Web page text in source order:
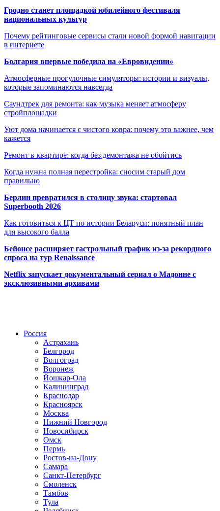
Гродно станет площадкой юбилейного фестиваля
национальных культур
Почему рейтинговые сервисы стали новой формой навигации
в интернете
Болгария впервые победила на «Евровидении»
Атмосферные прогулочные симуляторы: истории и визуалы,
которые запоминаются навсегда
Саундтрек для ремонта: как музыка меняет атмосферу
стройплощадки
Уют дома начинается с чистого ковра: почему это важнее, чем
кажется
Ремонт в квартире: когда без демонтажа не обойтись
Когда нужна полная перестройка: сносим старый дом
правильно
Берлин превратился в столицу звука: стартовал
Superbooth 2026
Как готовиться к ЦТ по истории Беларуси: понятный план
для высокого балла
Бейонсе расширяет гастрольный график из-за рекордного
спроса на тур Renaissance
Netflix запускает документальный сериал о Мадонне с
эксклюзивными архивами
Россия
Астрахань
Белгород
Волгоград
Воронеж
Йошкар-Ола
Калининград
Краснодар
Красноярск
Москва
Нижний Новгород
Новосибирск
Омск
Пермь
Ростов-на-Дону
Самара
Санкт-Петербург
Смоленск
Тамбов
Тула